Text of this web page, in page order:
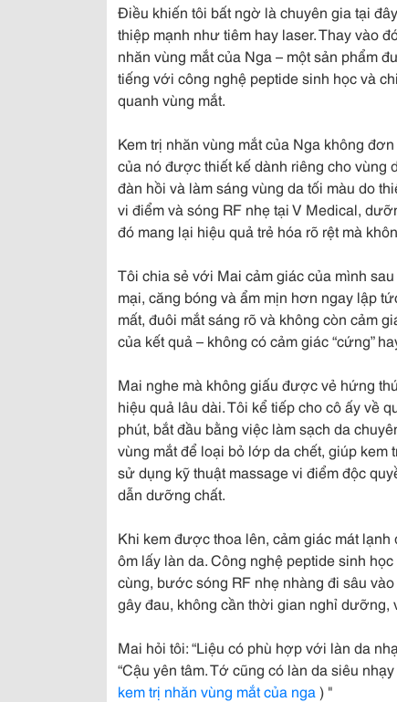
Điều khiến tôi bất ngờ là chuyên gia tại
thiệp mạnh như tiêm hay laser. Thay vào
nhăn vùng mắt của Nga – một sản phẩm
tiếng với công nghệ peptide sinh học và
quanh vùng mắt.
Kem trị nhăn vùng mắt của Nga không
của nó được thiết kế dành riêng cho vùng
đàn hồi và làm sáng vùng da tối màu do
vi điểm và sóng RF nhẹ tại V Medical,
đó mang lại hiệu quả trẻ hóa rõ rệt mà
Tôi chia sẻ với Mai cảm giác của mình
mại, căng bóng và ẩm mịn hơn ngay lập
mất, đuôi mắt sáng rõ và không còn cảm
của kết quả – không có cảm giác “cứng”
Mai nghe mà không giấu được vẻ hứng
hiệu quả lâu dài. Tôi kể tiếp cho cô ấy về
phút, bắt đầu bằng việc làm sạch da
vùng mắt để loại bỏ lớp da chết, giúp kem
sử dụng kỹ thuật massage vi điểm độc
dẫn dưỡng chất.
Khi kem được thoa lên, cảm giác mát
ôm lấy làn da. Công nghệ peptide sinh
cùng, bước sóng RF nhẹ nhàng đi sâu
gây đau, không cần thời gian nghỉ dưỡng,
Mai hỏi tôi: “Liệu có phù hợp với làn da
“Cậu yên tâm. Tớ cũng có làn da siêu
kem trị nhăn vùng mắt của nga ) "